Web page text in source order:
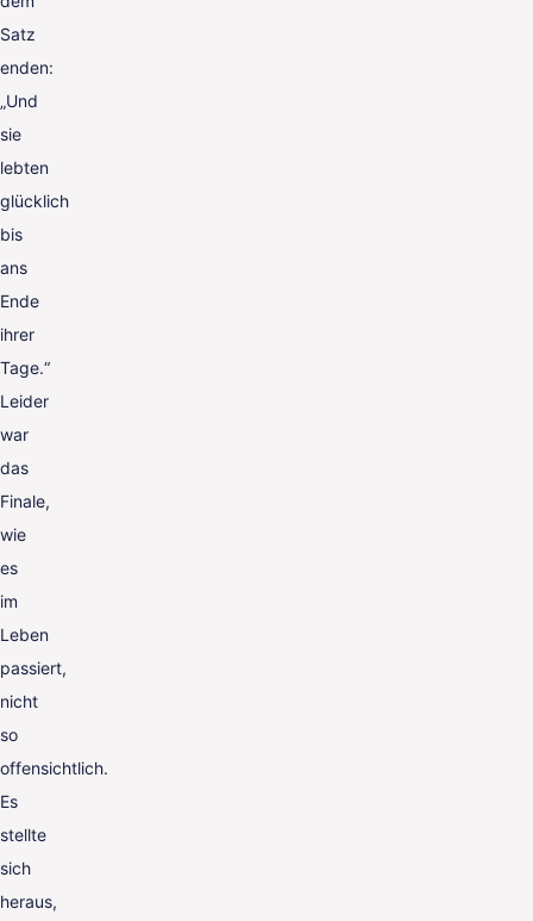
Satz
enden:
„Und
sie
lebten
glücklich
bis
ans
Ende
ihrer
Tage.“
Leider
war
das
Finale,
wie
es
im
Leben
passiert,
nicht
so
offensichtlich.
Es
stellte
sich
heraus,